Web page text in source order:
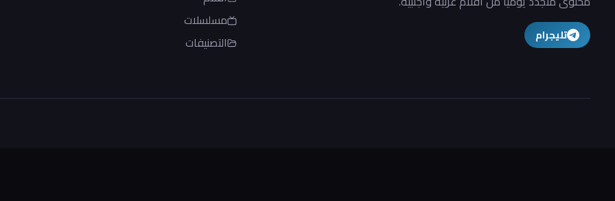
تليجرام
مسلسلات
التصنيفات